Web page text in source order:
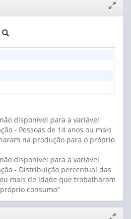
janela
disponível para a variável
- Pessoas de 14 anos ou mais
na produção para o próprio
disponível para a variável
- Distribuição percentual das
mais de idade que trabalharam
consumo"